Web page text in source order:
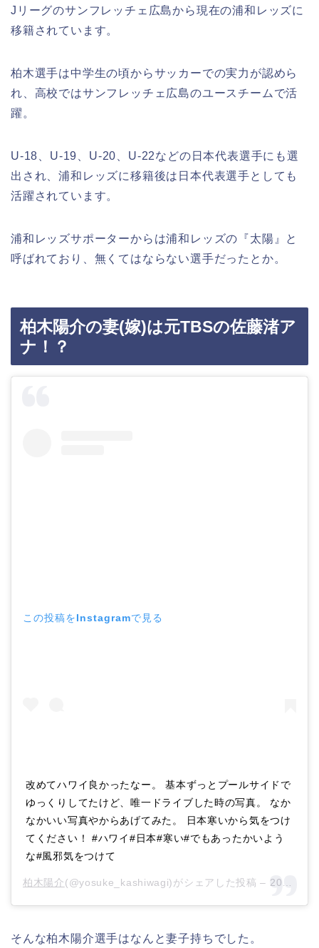
Jリーグのサンフレッチェ広島から現在の浦和レッズに
移籍されています。
柏木選手は中学生の頃からサッカーでの実力が認めら
れ、高校ではサンフレッチェ広島のユースチームで活
躍。
U-18、U-19、U-20、U-22などの日本代表選手にも選
出され、浦和レッズに移籍後は日本代表選手としても
活躍されています。
浦和レッズサポーターからは浦和レッズの『太陽』と
呼ばれており、無くてはならない選手だったとか。
柏木陽介の妻(嫁)は元TBSの佐藤渚ア
ナ！？
この投稿をInstagramで見る
改めてハワイ良かったなー。 基本ずっとプールサイドで
ゆっくりしてたけど、唯一ドライブした時の写真。 なか
なかいい写真やからあげてみた。 日本寒いから気をつけ
てください！ #ハワイ#日本#寒い#でもあったかいよう
な#風邪気をつけて
柏木陽介(@yosuke_kashiwagi)がシェアした投稿 – 2018年12月月20日午後9時28分PST
そんな柏木陽介選手はなんと妻子持ちでした。